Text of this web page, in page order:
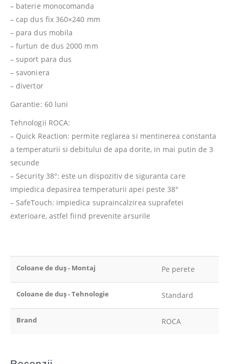
– baterie monocomanda
– cap dus fix 360×240 mm
– para dus mobila
– furtun de dus 2000 mm
– suport para dus
– savoniera
– divertor
Garantie: 60 luni
Tehnologii ROCA:
– Quick Reaction: permite reglarea si mentinerea constanta
a temperaturii si debitului de apa dorite, in mai putin de 3
secunde
– Security 38°: este un dispozitiv de siguranta care
impiedica depasirea temperaturii apei peste 38°
– SafeTouch: impiedica supraincalzirea suprafetei
exterioare, astfel fiind prevenite arsurile
Coloane de duș - Montaj Pe perete
Coloane de duș - Tehnologie Standard
Brand ROCA